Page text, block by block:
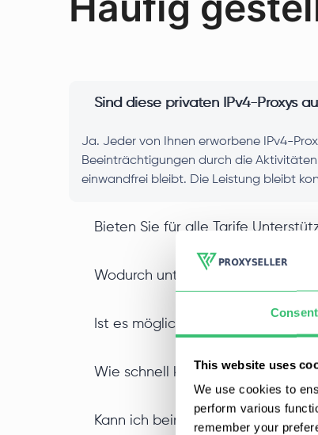
Consent
This website uses
We use cookies to
perform various
remember your
Sind diese privaten IPv4-Proxys
Ja. Jeder von Ihnen erworbene IPv4-
Beeinträchtigungen durch die
einwandfrei bleibt. Die Leistung bleibt
Bieten Sie für alle Tarife
Wodurch unterscheidet sich ein
Ist es möglich, IPv4-Proxys in
Wie schnell kann ich meinen
Kann ich beim Kauf einer IPv4-